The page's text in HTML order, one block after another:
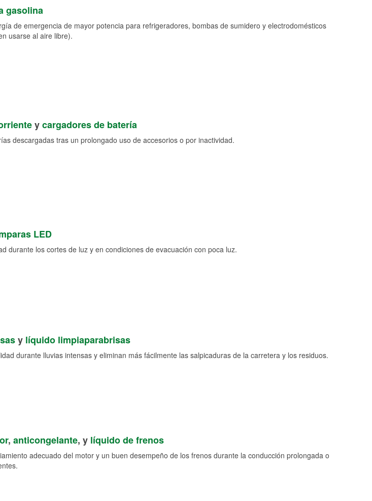
gasolina
de emergencia de mayor potencia para refrigeradores, bombas de sumidero y electrodomésticos
usarse al aire libre).
ycargadores de batería
descargadas tras un prolongado uso de accesorios o por inactividad.
LED
durante los cortes de luz y en condiciones de evacuación con poca luz.
y líquido limpiaparabrisas
durante lluvias intensas y eliminan más fácilmente las salpicaduras de la carretera y los residuos.
, anticongelante, y líquido de frenos
adecuado del motor y un buen desempeño de los frenos durante la conducción prolongada o